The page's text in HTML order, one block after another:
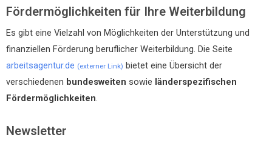
Fördermöglichkeiten für Ihre Weiterbildung
Es gibt eine Vielzahl von Möglichkeiten der Unterstützung und
finanziellen Förderung beruflicher Weiterbildung. Die Seite
arbeitsagentur.de (externer Link) bietet eine Übersicht der
verschiedenen bundesweiten sowie länderspezifischen
Fördermöglichkeiten.
Newsletter